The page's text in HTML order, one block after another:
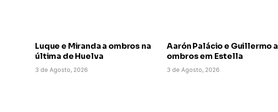
Luque e Miranda a ombros na
última de Huelva
3 de Agosto, 2026
Aarón Palácio e Guillermo a
ombros em Estella
3 de Agosto, 2026